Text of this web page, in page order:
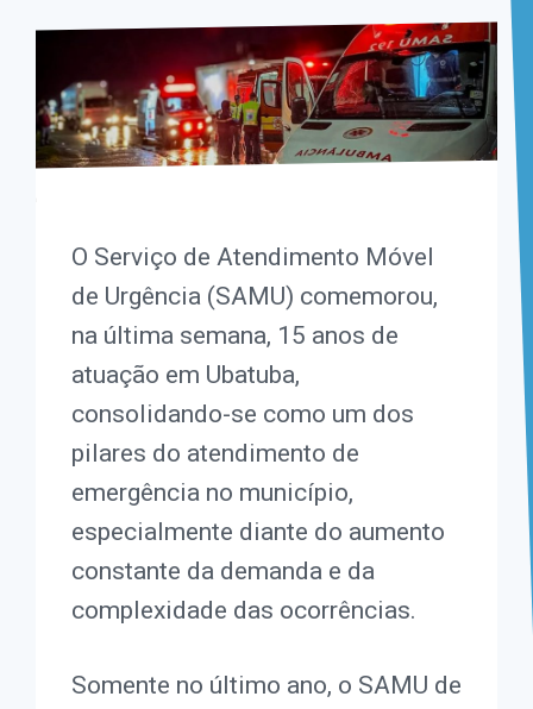
O Serviço de Atendimento Móvel
de Urgência (SAMU) comemorou,
na última semana, 15 anos de
atuação em Ubatuba,
consolidando-se como um dos
pilares do atendimento de
emergência no município,
especialmente diante do aumento
constante da demanda e da
complexidade das ocorrências.
Somente no último ano, o SAMU de